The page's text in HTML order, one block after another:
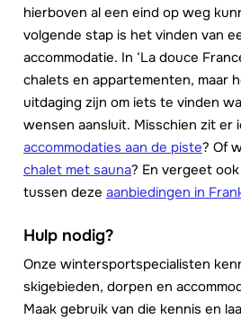
hierboven al een eind op weg
volgende stap is het vinden van
accommodatie. In ‘La douce
chalets en appartementen, maar
uitdaging zijn om iets te vinden
wensen aansluit. Misschien zit er
accommodaties aan de piste? Of
chalet met sauna? En vergeet
tussen deze aanbiedingen in
Hulp nodig?
Onze wintersportspecialisten
skigebieden, dorpen en
Maak gebruik van die kennis en